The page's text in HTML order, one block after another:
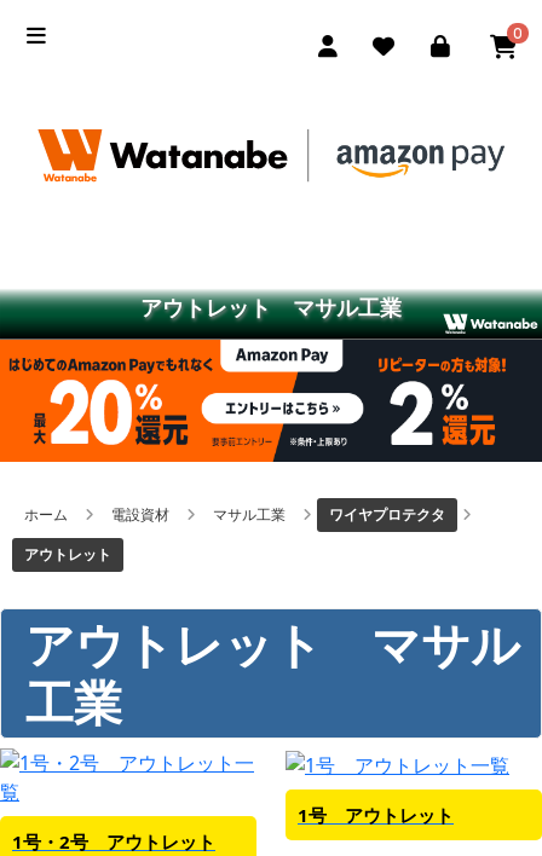
0
アウトレット マサル工業
ホーム 電設資材 マサル工業
ワイヤプロテクタ
アウトレット
アウトレット マサル
工業
1号・2号 アウトレット
1号 アウトレット